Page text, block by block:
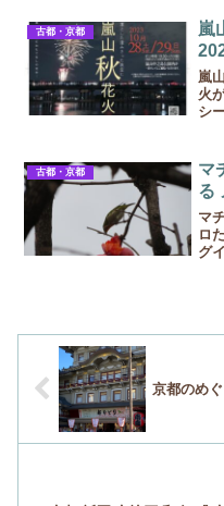
が
ほ
古都・京都
嵐
嵐
火
シ
癒
何
古都・京都
マ
る
マ
ロ
グ
京都のめ